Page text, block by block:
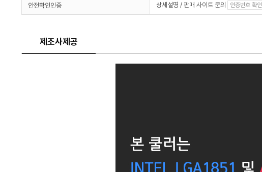
안전확인인증 상세설명 / 판매 사이트 문의 인증번호 확인
제조사제공